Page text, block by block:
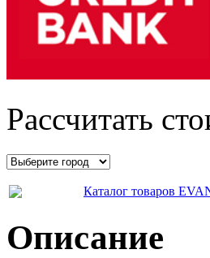
Рассчитать
Каталог товаров
Описание